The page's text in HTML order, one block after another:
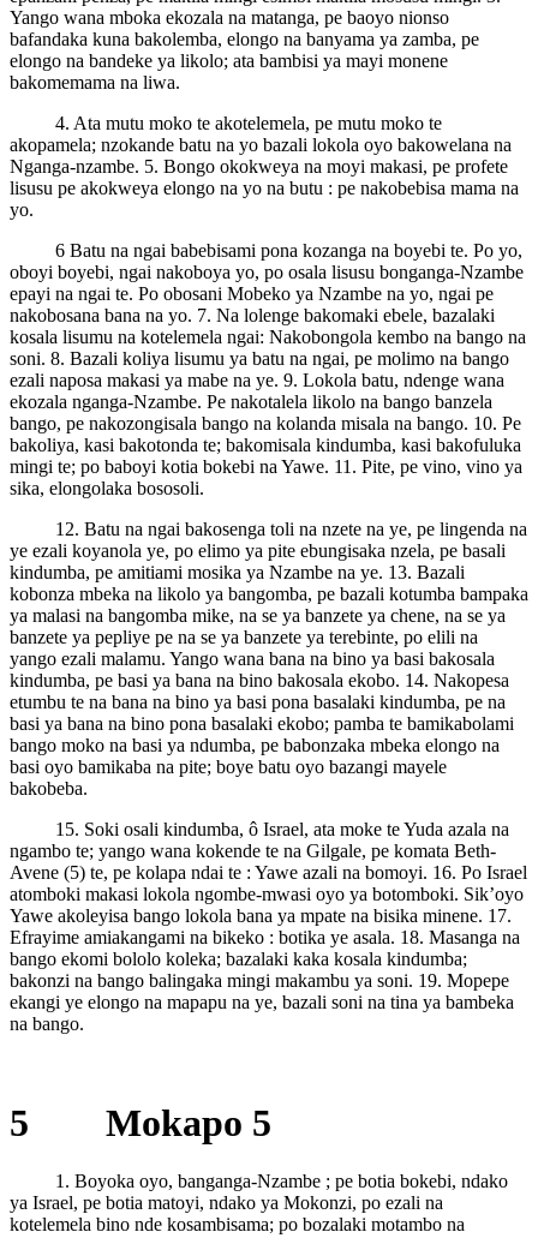
Yango wana mboka ekozala na matanga, pe baoyo nionso
bafandaka kuna bakolemba, elongo na banyama ya zamba, pe
elongo na bandeke ya likolo; ata bambisi ya mayi monene
bakomemama na liwa.
4. Ata mutu moko te akotelemela, pe mutu moko te
akopamela; nzokande batu na yo bazali lokola oyo bakowelana na
Nganga-nzambe. 5. Bongo okokweya na moyi makasi, pe profete
lisusu pe akokweya elongo na yo na butu : pe nakobebisa mama na
yo.
6 Batu na ngai babebisami pona kozanga na boyebi te. Po yo,
oboyi boyebi, ngai nakoboya yo, po osala lisusu bonganga-Nzambe
epayi na ngai te. Po obosani Mobeko ya Nzambe na yo, ngai pe
nakobosana bana na yo. 7. Na lolenge bakomaki ebele, bazalaki
kosala lisumu na kotelemela ngai: Nakobongola kembo na bango na
soni. 8. Bazali koliya lisumu ya batu na ngai, pe molimo na bango
ezali naposa makasi ya mabe na ye. 9. Lokola batu, ndenge wana
ekozala nganga-Nzambe. Pe nakotalela likolo na bango banzela
bango, pe nakozongisala bango na kolanda misala na bango. 10. Pe
bakoliya, kasi bakotonda te; bakomisala kindumba, kasi bakofuluka
mingi te; po baboyi kotia bokebi na Yawe. 11. Pite, pe vino, vino ya
sika, elongolaka bososoli.
12. Batu na ngai bakosenga toli na nzete na ye, pe lingenda na
ye ezali koyanola ye, po elimo ya pite ebungisaka nzela, pe basali
kindumba, pe amitiami mosika ya Nzambe na ye. 13. Bazali
kobonza mbeka na likolo ya bangomba, pe bazali kotumba bampaka
ya malasi na bangomba mike, na se ya banzete ya chene, na se ya
banzete ya pepliye pe na se ya banzete ya terebinte, po elili na
yango ezali malamu. Yango wana bana na bino ya basi bakosala
kindumba, pe basi ya bana na bino bakosala ekobo. 14. Nakopesa
etumbu te na bana na bino ya basi pona basalaki kindumba, pe na
basi ya bana na bino pona basalaki ekobo; pamba te bamikabolami
bango moko na basi ya ndumba, pe babonzaka mbeka elongo na
basi oyo bamikaba na pite; boye batu oyo bazangi mayele
bakobeba.
15. Soki osali kindumba, ô Israel, ata moke te Yuda azala na
ngambo te; yango wana kokende te na Gilgale, pe komata Beth-
Avene (5) te, pe kolapa ndai te : Yawe azali na bomoyi. 16. Po Israel
atomboki makasi lokola ngombe-mwasi oyo ya botomboki. Sik’oyo
Yawe akoleyisa bango lokola bana ya mpate na bisika minene. 17.
Efrayime amiakangami na bikeko : botika ye asala. 18. Masanga na
bango ekomi bololo koleka; bazalaki kaka kosala kindumba;
bakonzi na bango balingaka mingi makambu ya soni. 19. Mopepe
ekangi ye elongo na mapapu na ye, bazali soni na tina ya bambeka
na bango.
5 Mokapo 5
1. Boyoka oyo, banganga-Nzambe ; pe botia bokebi, ndako
ya Israel, pe botia matoyi, ndako ya Mokonzi, po ezali na
kotelemela bino nde kosambisama; po bozalaki motambo na